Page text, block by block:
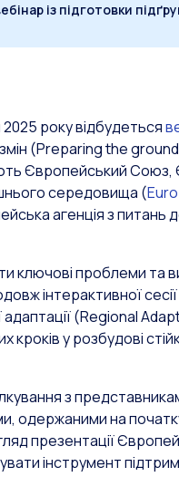
із підготовки
року відбудеться
змін (Preparing the
Європейський
середовища (
агенція з питань
ключові проблеми та
інтерактивної
(Regional
у розбудові
з
одержаними на
презентації
інструмент